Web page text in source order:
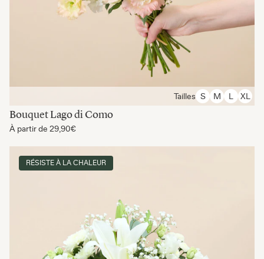
Tailles S M XL
Bouquet Lago di Como
À partir de 29,90€
RÉSISTE À LA CHALEUR